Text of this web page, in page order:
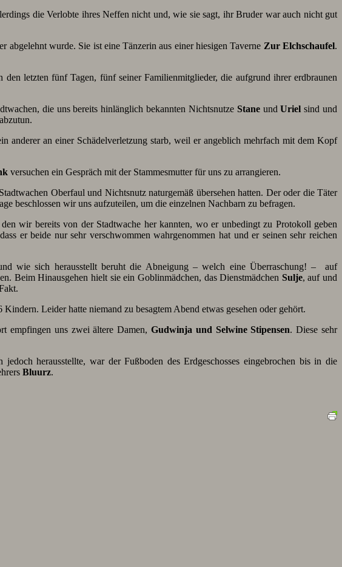
die Verlobte ihres Neffen nicht und, wie sie sagt, ihr Bruder war auch nicht gut
abgelehnt wurde. Sie ist eine Tänzerin aus einer hiesigen Taverne Zur Elchschaufel.
den letzten fünf Tagen, fünf seiner Familienmitglieder, die aufgrund ihrer erdbraunen
die uns bereits hinlänglich bekannten Nichtsnutze StaneundUriel sind und
anderer an einer Schädelverletzung starb, weil er angeblich mehrfach mit dem Kopf
versuchen ein Gespräch mit der Stammesmutter für uns zu arrangieren.
Oberfaul und Nichtsnutz naturgemäß übersehen hatten. Der oder die Täter
beschlossen wir uns aufzuteilen, um die einzelnen Nachbarn zu befragen.
wir bereits von der Stadtwache her kannten, wo er unbedingt zu Protokoll geben
er beide nur sehr verschwommen wahrgenommen hat und er seinen sehr reichen
wie sich herausstellt beruht die Abneigung – welch eine Überraschung! – auf
Beim Hinausgehen hielt sie ein Goblinmädchen, das Dienstmädchen Sulje, auf und
Kindern. Leider hatte niemand zu besagtem Abend etwas gesehen oder gehört.
empfingen uns zwei ältere Damen,Gudwinja und Selwine Stipensen. Diese sehr
herausstellte, war der Fußboden des Erdgeschosses eingebrochen bis in die
Bluurz.